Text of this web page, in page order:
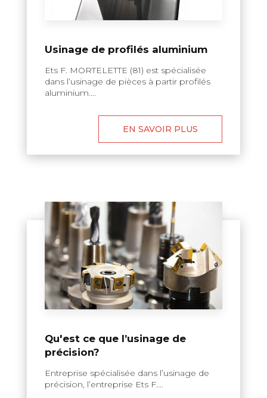
Usinage de profilés aluminium
Ets F. MORTELETTE (81) est spécialisée
dans l’usinage de pièces à partir profilés
aluminium....
EN SAVOIR PLUS
Qu'est ce que l’usinage de
précision?
Entreprise spécialisée dans l’usinage de
précision, l’entreprise Ets F....